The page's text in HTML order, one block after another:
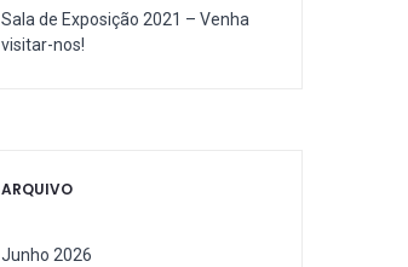
Sala de Exposição 2021 – Venha
visitar-nos!
ARQUIVO
Junho 2026